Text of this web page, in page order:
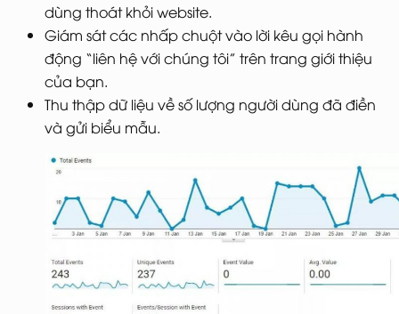
dùng thoát khỏi website.
Giám sát các nhấp chuột vào lời kêu gọi hành
động “liên hệ với chúng tôi” trên trang giới thiệu
của bạn.
Thu thập dữ liệu về số lượng người dùng đã điền
và gửi biểu mẫu.